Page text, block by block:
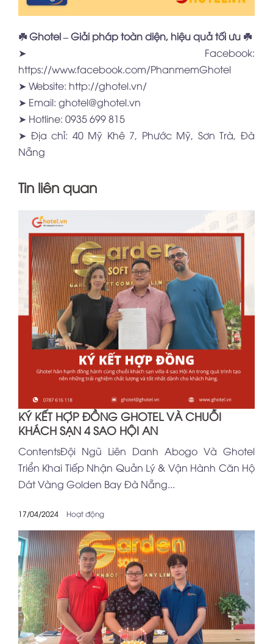
☘️ Ghotel – Giải pháp toàn diện, hiệu quả tối ưu ☘️
➤ Facebook:
https://www.facebook.com/PhanmemGhotel
➤ Website: http://ghotel.vn/
➤ Email: ghotel@ghotel.vn
➤ Hotline: 0935 699 815
➤ Địa chỉ: 40 Mỹ Khê 7, Phước Mỹ, Sơn Trà, Đà
Nẵng
Tin liên quan
KÝ KẾT HỢP ĐỒNG GHOTEL VÀ CHUỖI
KHÁCH SẠN 4 SAO HỘI AN
ContentsĐội Ngũ Liên Danh Abogo Và Ghotel
Triển Khai Tiếp Nhận Quản Lý & Vận Hành Căn Hộ
Dát Vàng Golden Bay Đà Nẵng...
17/04/2024 Hoạt động